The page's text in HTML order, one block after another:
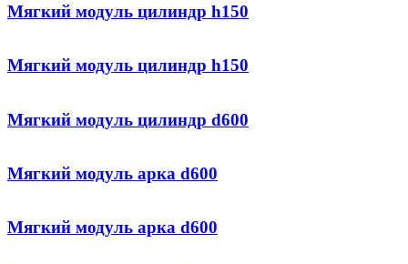
Мягкий модуль цилиндр h150
Мягкий модуль цилиндр h150
Мягкий модуль цилиндр d600
Мягкий модуль арка d600
Мягкий модуль арка d600